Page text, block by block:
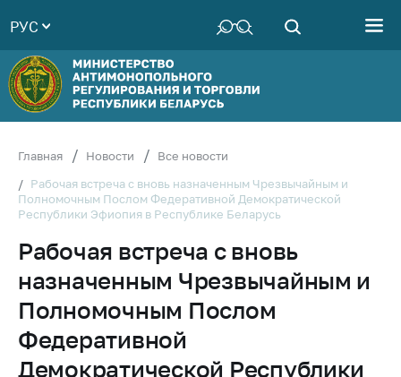
Руководство
Структура
Министерства
Территориальные
Законодательство
деятельность
Общественно-
консультативный
совет
Соискателям
РУС
Главная Новости
Все новости
Рабочая встреча с вновь назначенным Чрезвычайным и
Полномочным Послом Федеративной Демократической
Республики Эфиопия в Республике Беларусь
Рабочая встреча с вновь
назначенным Чрезвычайным и
Полномочным Послом
Федеративной
Демократической Республики